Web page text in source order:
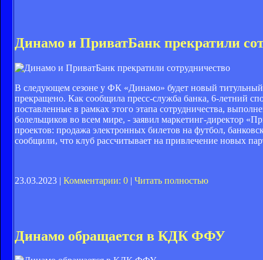
Динамо и ПриватБанк прекратили
В следующем сезоне у ФК «Динамо» будет новый
прекращено. Как сообщила пресс-служба банка, 6-летний
поставленные в рамках этого этапа сотрудничества,
болельщиков во всем мире, - заявил маркетинг-директор
проектов: продажа электронных билетов на футбол,
сообщили, что клуб рассчитывает на привлечение новых
23.03.2023 | Комментарии: 0 | Читать полностью
Динамо обращается в КДК ФФУ